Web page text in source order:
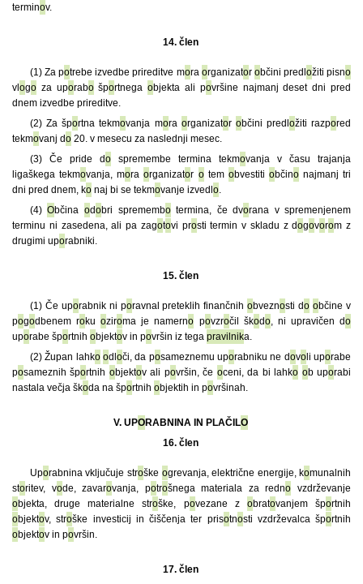
terminov.
14. člen
(1) Za potrebe izvedbe prireditve mora organizator občini predl ožiti pisno
vl ogo za uporabošportnegaobjekta ali površine najmanj deset dni pred
dnem izvedbe prireditve.
(2) Za športna tekmovanja mora organizator občini predl ožiti razpored
tekmovanj do 20. v mesecu za naslednji mesec.
(3) Če pride dospremembe termina tekmovanja v času trajanja
ligaškega tekmovanja, moraorganizator otem obvestiti občinonajmanj tri
dni pred dnem, ko naj bi se tekmovanje izvedl o.
(4)Občina odobri spremembotermina, če dvorana v spremenjenem
terminu ni zasedena, ali pa zagotovi prosti termin v skladu z dogovorom z
drugimi uporabniki.
15. člen
(1) Če uporabnik ni poravnal preteklih finančnihobveznosti do občine v
pogodbenem rokuoziroma je namerno povzročil škodo, ni upravičen do
uporabe športnih objektov in površin iz tega pravilnika.
(2) Župan lahko odl oči, da posameznemu uporabniku ne dovoli uporabe
posameznih športnih objektov ali površin, če oceni, da bi lahko ob uporabi
nastala večja škoda na športnih objektih in površinah.
V. UPORABNINA IN PLAČILO
16. člen
Uporabnina vključuje stroške ogrevanja, električne energije, komunalnih
storitev, vode, zavarovanja, potrošnega materiala za redno vzdrževanje
objekta, druge materialne stroške, povezane z obratovanjem športnih
objektov, stroške investicij in čiščenja ter prisotnosti vzdrževalca športnih
objektov in površin.
17. člen